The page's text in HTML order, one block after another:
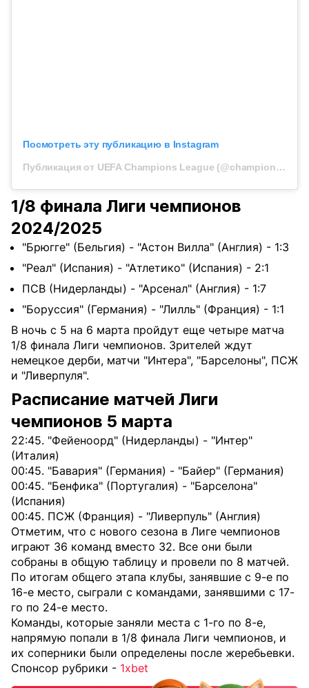
Посмотреть эту публикацию в Instagram
Публикация от UEFA Champions League (@championsleague)
1/8 финала Лиги чемпионов
2024/2025
"Брюгге" (Бельгия) - "Астон Вилла" (Англия) - 1:3
"Реал" (Испания) - "Атлетико" (Испания) - 2:1
ПСВ (Нидерланды) - "Арсенал" (Англия) - 1:7
"Боруссия" (Германия) - "Лилль" (Франция) - 1:1
В ночь с 5 на 6 марта пройдут еще четыре матча
1/8 финала Лиги чемпионов. Зрителей ждут
немецкое дерби, матчи "Интера", "Барселоны", ПСЖ
и "Ливерпуля".
Расписание матчей Лиги
чемпионов 5 марта
22:45. "Фейеноорд" (Нидерланды) - "Интер"
(Италия)
00:45. "Бавария" (Германия) - "Байер" (Германия)
00:45. "Бенфика" (Португалия) - "Барселона"
(Испания)
00:45. ПСЖ (Франция) - "Ливерпуль" (Англия)
Отметим, что с нового сезона в Лиге чемпионов
играют 36 команд вместо 32. Все они были
собраны в общую таблицу и провели по 8 матчей.
По итогам общего этапа клубы, занявшие с 9-е по
16-е место, сыграли с командами, занявшими с 17-
го по 24-е место.
Команды, которые заняли места с 1-го по 8-е,
напрямую попали в 1/8 финала Лиги чемпионов, и
их соперники были определены после жеребьевки.
Спонсор рубрики - 1xbet